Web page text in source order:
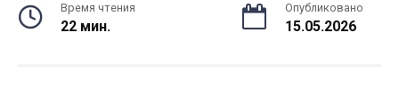
Время чтения
22 мин.
Опубликовано
15.05.2026